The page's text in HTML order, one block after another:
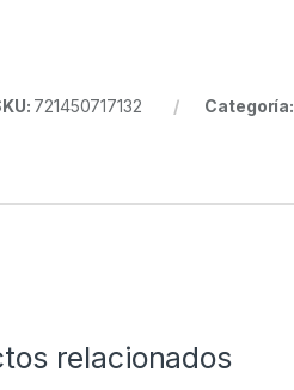
721450717132 Categoría:
relacionados